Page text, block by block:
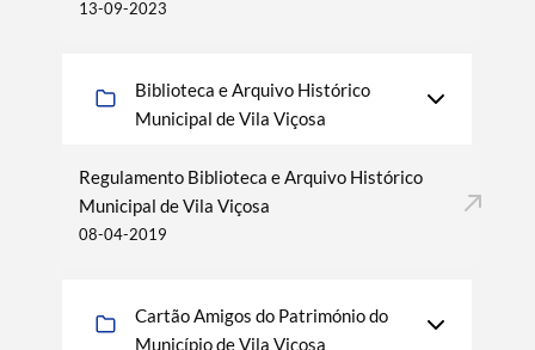
13-09-2023
Biblioteca e Arquivo Histórico
Municipal de Vila Viçosa
Regulamento Biblioteca e Arquivo Histórico
Municipal de Vila Viçosa
08-04-2019
Cartão Amigos do Património do
Município de Vila Viçosa